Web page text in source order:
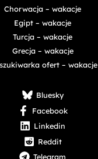
Chorwacja – wakacje
Egipt – wakacje
Turcja – wakacje
Grecja – wakacje
ofert – wakacje
Bluesky
Facebook
Linkedin
Reddit
Telegram